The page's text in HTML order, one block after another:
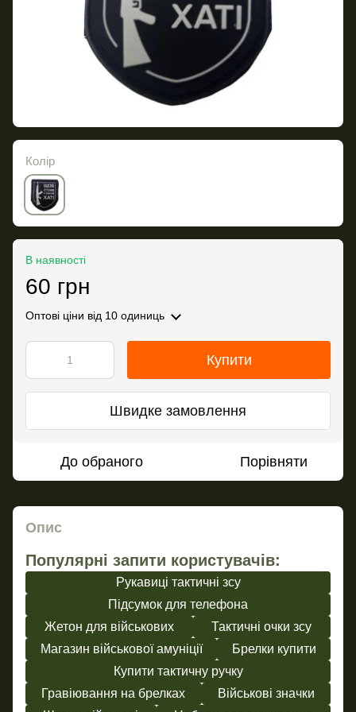
Колір
В наявності
60 грн
Оптові ціни від 10 одиниць
Купити
Швидке замовлення
До обраного Порівняти
Опис
Популярні запити користувачів:
Рукавиці тактичні зсу
Підсумок для телефона
Жетон для військових
Тактичні очки зсу
Магазин військової амуніції
Брелки купити
Купити тактичну ручку
Гравіювання на брелках
Військові значки